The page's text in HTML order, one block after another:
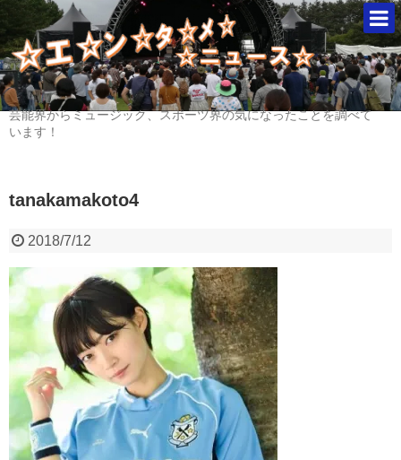
芸能界からミュージック、スポーツ界の気になったことを調べて
います！
tanakamakoto4
2018/7/12